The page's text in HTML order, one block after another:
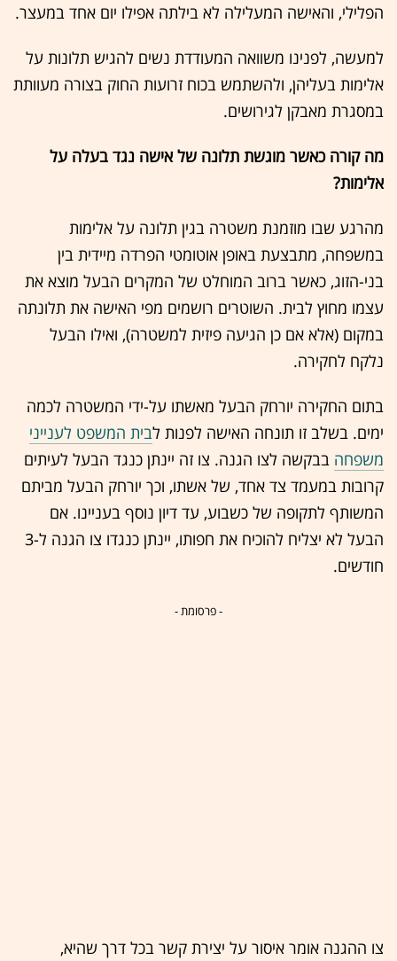
הפלילי, והאישה המעלילה לא בילתה אפילו יום אחד במעצר.
למעשה, לפנינו משוואה המעודדת נשים להגיש תלונות על
אלימות בעליהן, ולהשתמש בכוח זרועות החוק בצורה מעוותת
במסגרת מאבקן לגירושים.
מה קורה כאשר מוגשת תלונה של אישה נגד בעלה על
אלימות?
מהרגע שבו מוזמנת משטרה בגין תלונה על אלימות
במשפחה, מתבצעת באופן אוטומטי הפרדה מיידית בין
בני-הזוג, כאשר ברוב המוחלט של המקרים הבעל מוצא את
עצמו מחוץ לבית. השוטרים רושמים מפי האישה את תלונתה
במקום (אלא אם כן הגיעה פיזית למשטרה), ואילו הבעל
נלקח לחקירה.
בתום החקירה יורחק הבעל מאשתו על-ידי המשטרה לכמה
ימים. בשלב זו תונחה האישה לפנות לבית המשפט לענייני
משפחה בבקשה לצו הגנה. צו זה יינתן כנגד הבעל לעיתים
קרובות במעמד צד אחד, של אשתו, וכך יורחק הבעל מביתם
המשותף לתקופה של כשבוע, עד דיון נוסף בעניינו. אם
הבעל לא יצליח להוכיח את חפותו, יינתן כנגדו צו הגנה ל-3
חודשים.
- פרסומת -
צו ההגנה אומר איסור על יצירת קשר בכל דרך שהיא,